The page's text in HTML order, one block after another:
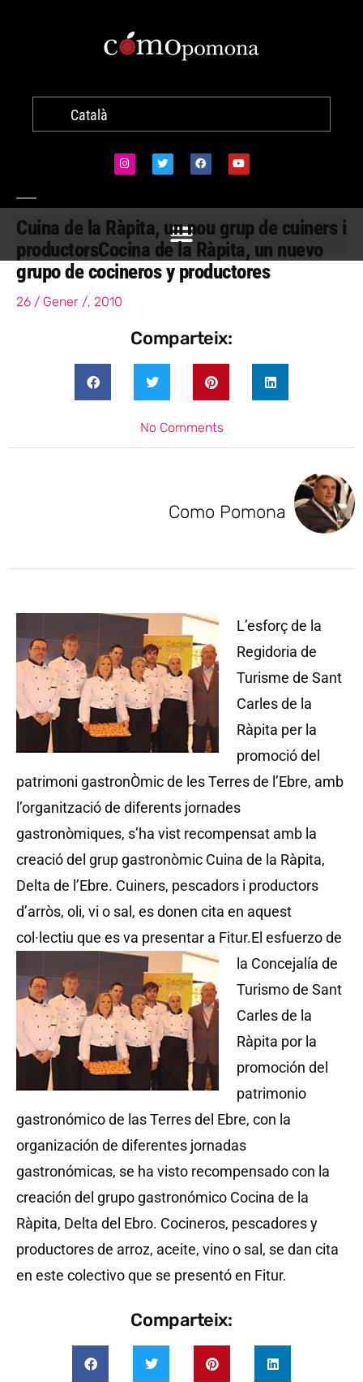
Català
Cuina de la Ràpita, un nou grup de cuiners i
productorsCocina de la Ràpita, un nuevo
grupo de cocineros y productores
26 / Gener /, 2010
Comparteix:
No Comments
Como Pomona
L’esforç de la
Regidoria de
Turisme de Sant
Carles de la
Ràpita per la
promoció del
patrimoni gastronÒmic de les Terres de l’Ebre, amb
l’organització de diferents jornades
gastronòmiques, s’ha vist recompensat amb la
creació del grup gastronòmic Cuina de la Ràpita,
Delta de l’Ebre. Cuiners, pescadors i productors
d’arròs, oli, vi o sal, es donen cita en aquest
col·lectiu que es va presentar a Fitur.El esfuerzo de
la Concejalía de
Turismo de Sant
Carles de la
Ràpita por la
promoción del
patrimonio
gastronómico de las Terres del Ebre, con la
organización de diferentes jornadas
gastronómicas, se ha visto recompensado con la
creación del grupo gastronómico Cocina de la
Ràpita, Delta del Ebro. Cocineros, pescadores y
productores de arroz, aceite, vino o sal, se dan cita
en este colectivo que se presentó en Fitur.
Comparteix: